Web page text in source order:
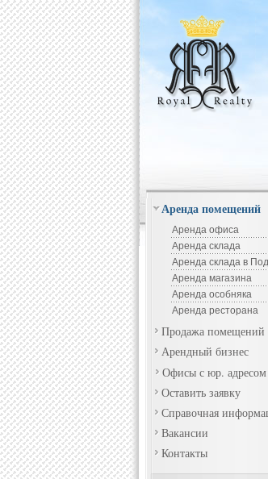
Аренда помещений
Аренда офиса
Аренда склада
Аренда склада в
Аренда магазина
Аренда особняка
Аренда ресторана
Продажа помещений
Арендный бизнес
Офисы с юр. адресом
Оставить заявку
Справочная
Вакансии
Контакты